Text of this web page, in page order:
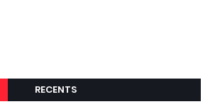
RECENTS